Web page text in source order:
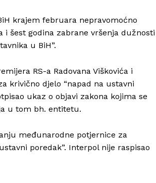
krajem februara nepravomoćno
i šest godina zabrane vršenja dužnosti
u BiH”.
RS-a Radovana Viškovića i
krivično djelo “napad na ustavni
ukaz o objavi zakona kojima se
u tom bh. entitetu.
međunarodne potjernice za
poredak”. Interpol nije raspisao